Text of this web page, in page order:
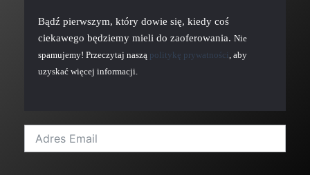
Bądź pierwszym, który dowie się, kiedy coś
ciekawego będziemy mieli do zaoferowania. Nie
spamujemy! Przeczytaj naszą politykę prywatności, aby
uzyskać więcej informacji.